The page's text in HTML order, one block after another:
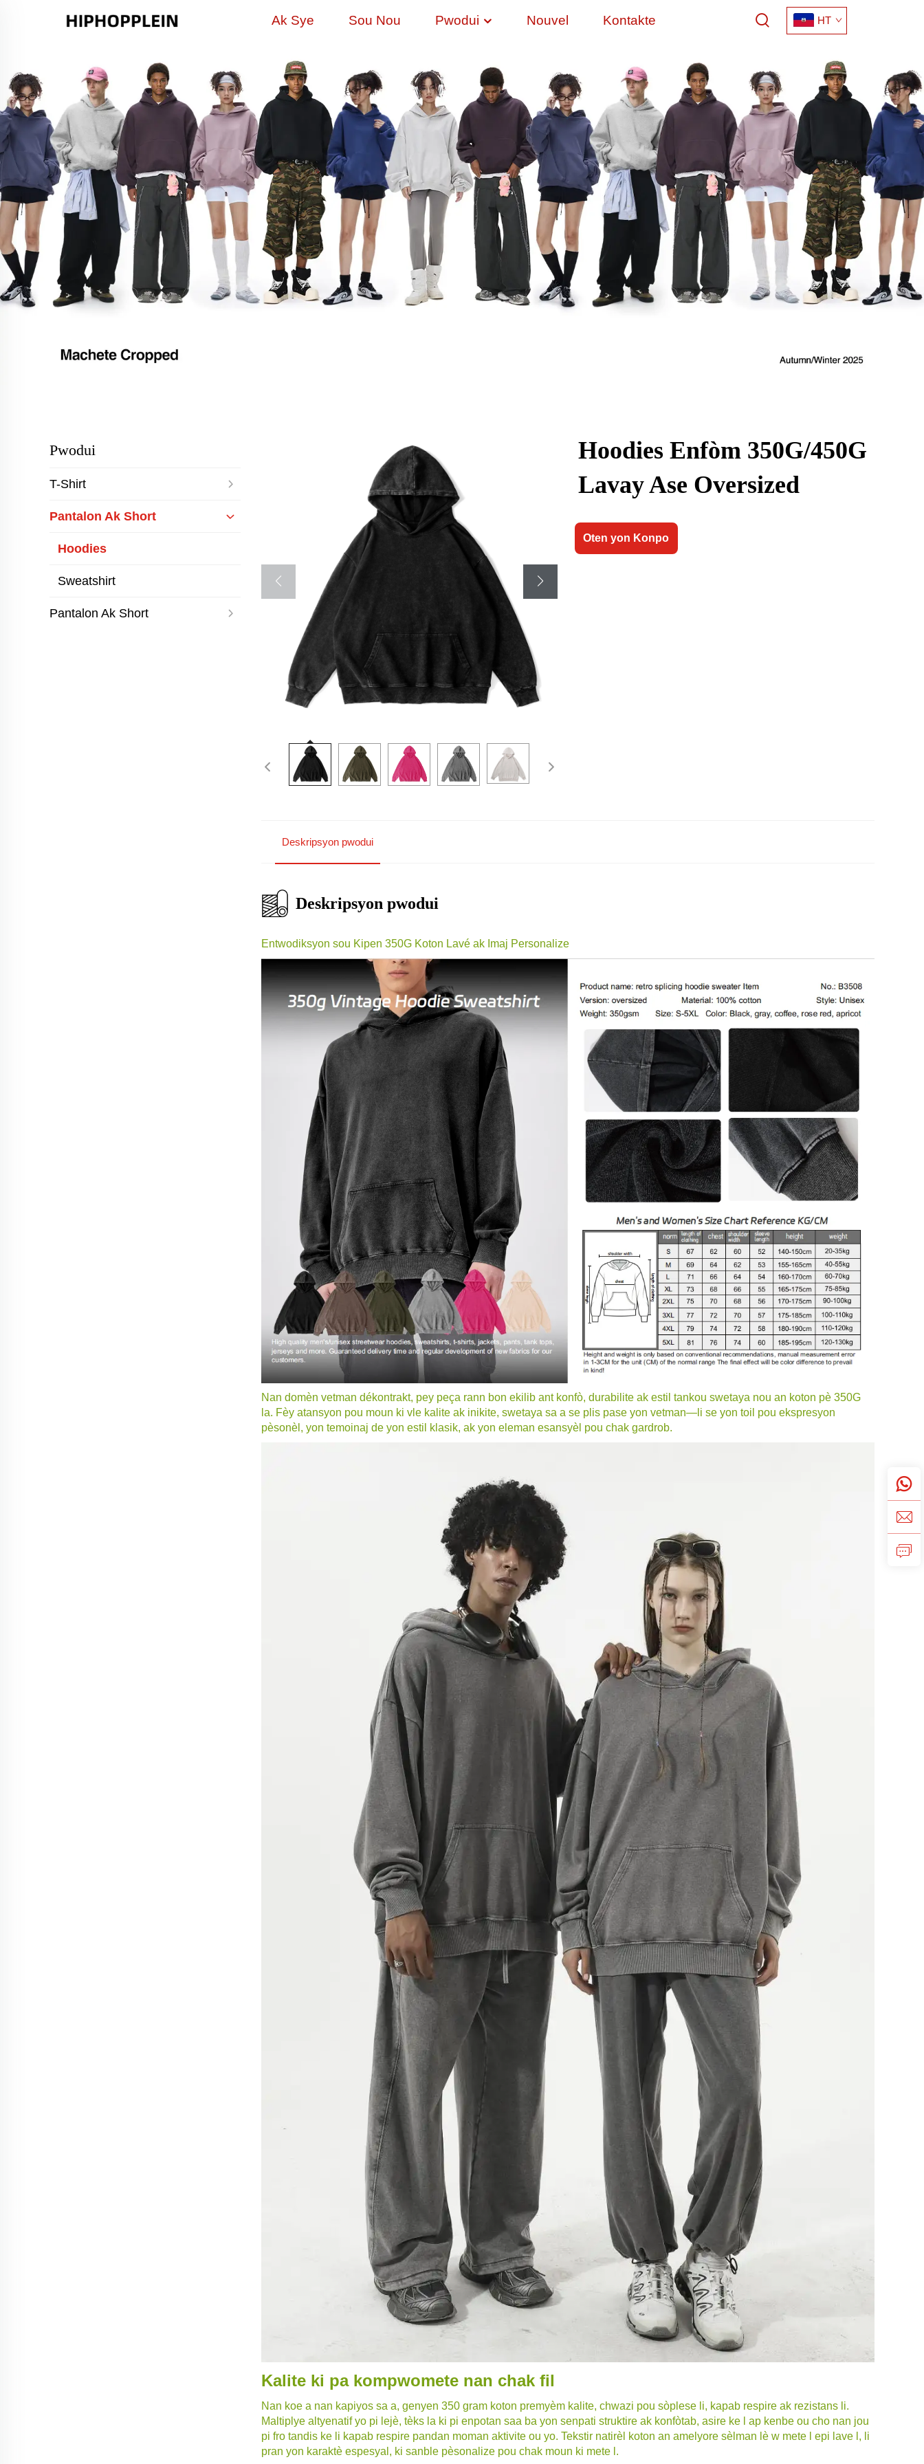
Ak Sye Sou Nou Pwodui Nouvel Kontakte HT
Pwodui
T-Shirt
Pantalon Ak Short
Hoodies
Sweatshirt
Pantalon Ak Short
Hoodies Enfòm 350G/450G
Lavay Ase Oversized
Oten yon Konpo
Deskripsyon pwodui
Deskripsyon pwodui
Entwodiksyon sou Kipen 350G Koton Lavé ak Imaj Personalize
Nan domèn vetman dékontrakt, pey peça rann bon ekilib ant konfò, durabilite ak estil tankou swetaya nou an koton pè 350G
la. Fèy atansyon pou moun ki vle kalite ak inikite, swetaya sa a se plis pase yon vetman—li se yon toil pou ekspresyon
pèsonèl, yon temoinaj de yon estil klasik, ak yon eleman esansyèl pou chak gardrob.
Kalite ki pa kompwomete nan chak fil
Nan koe a nan kapiyos sa a, genyen 350 gram koton premyèm kalite, chwazi pou sòplese li, kapab respire ak rezistans li.
Maltiplye altyenatif yo pi lejè, tèks la ki pi enpotan saa ba yon senpati struktire ak konfòtab, asire ke l ap kenbe ou cho nan jou
pi fro tandis ke li kapab respire pandan moman aktivite ou yo. Tekstir natirèl koton an amelyore sèlman lè w mete l epi lave l, li
pran yon karaktè espesyal, ki sanble pèsonalize pou chak moun ki mete l.